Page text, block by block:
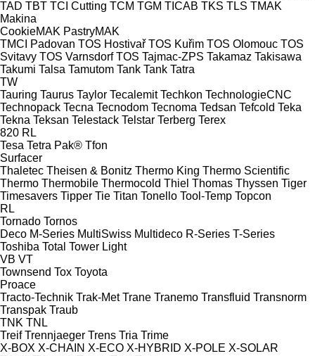
TAD TBT TCI Cutting TCM TGM TICAB TKS TLS TMAK
Makina
CookieMAK PastryMAK
TMCI Padovan TOS Hostivař TOS Kuřim TOS Olomouc TOS
Svitavy TOS Varnsdorf TOS Tajmac-ZPS Takamaz Takisawa
Takumi Talsa Tamutom Tank Tank Tatra
TW
Tauring Taurus Taylor Tecalemit Techkon TechnologieCNC
Technopack Tecna Tecnodom Tecnoma Tedsan Tefcold Teka
Tekna Teksan Telestack Telstar Terberg Terex
820 RL
Tesa Tetra Pak® Tfon
Surfacer
Thaletec Theisen & Bonitz Thermo King Thermo Scientific
Thermo Thermobile Thermocold Thiel Thomas Thyssen Tiger
Timesavers Tipper Tie Titan Tonello Tool-Temp Topcon
RL
Tornado Tornos
Deco M-Series MultiSwiss Multideco R-Series T-Series
Toshiba Total Tower Light
VB VT
Townsend Tox Toyota
Proace
Tracto-Technik Trak-Met Trane Tranemo Transfluid Transnorm
Transpak Traub
TNK TNL
Treif Trennjaeger Trens Tria Trime
X-BOX X-CHAIN X-ECO X-HYBRID X-POLE X-SOLAR